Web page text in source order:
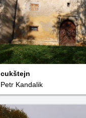
cukštejn
Petr Kandalik